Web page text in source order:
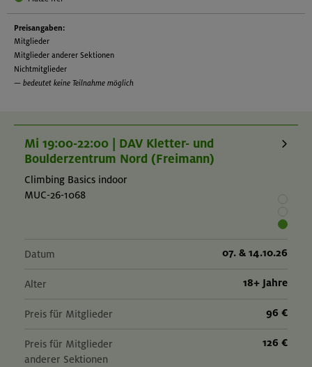
climbing movements
Voraussetzung:
Konditionelle Fähigkeiten:
Durchschnittliche Sportlichkeit und Ausdauer.
Veranstaltungsspezifische Voraussetzungen:
Generally a good fitness level
Preisangaben:
Mitglieder
Mitglieder anderer Sektionen
Nichtmitglieder
— bedeutet keine Teilnahme möglich
Mi 19:00-22:00 | DAV Kletter- und
Boulderzentrum Nord (Freimann)
Climbing Basics indoor
MUC-26-1068
Datum 07. & 14.10.26
Alter 18+ Jahre
Preis für Mitglieder 96 €
Preis für Mitglieder
anderer Sektionen
126 €